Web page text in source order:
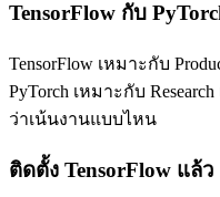
TensorFlow กับ
TensorFlow เหมาะกับ
PyTorch เหมาะกับ
ว่าเน้นงานแบบไหน
ติดตั้ง TensorFlow แล้